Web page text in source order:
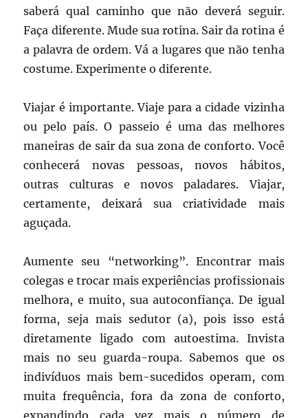
saberá qual caminho que não deverá seguir.
Faça diferente. Mude sua rotina. Sair da rotina é
a palavra de ordem. Vá a lugares que não tenha
costume. Experimente o diferente.
Viajar é importante. Viaje para a cidade vizinha
ou pelo país. O passeio é uma das melhores
maneiras de sair da sua zona de conforto. Você
conhecerá novas pessoas, novos hábitos,
outras culturas e novos paladares. Viajar,
certamente, deixará sua criatividade mais
aguçada.
Aumente seu “networking”. Encontrar mais
colegas e trocar mais experiências profissionais
melhora, e muito, sua autoconfiança. De igual
forma, seja mais sedutor (a), pois isso está
diretamente ligado com autoestima. Invista
mais no seu guarda-roupa. Sabemos que os
indivíduos mais bem-sucedidos operam, com
muita frequência, fora da zona de conforto,
expandindo cada vez mais o número de